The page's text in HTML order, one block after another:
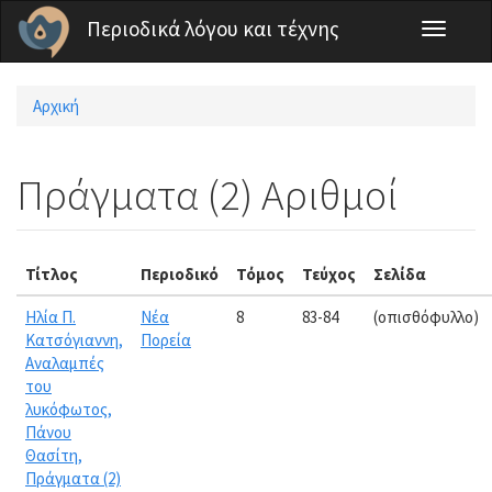
Παράκαμψη προς το κυρίως περιεχόμενο
Περιοδικά λόγου και τέχνης
Toggle
Είστε εδώ
Αρχική
Πράγματα (2) Αριθμοί
Τίτλος Περιοδικό Τόμος Τεύχος Σελίδα
Ηλία Π.
Κατσόγιαννη,
Αναλαμπές
του
λυκόφωτος,
Πάνου
Θασίτη,
Πράγματα (2)
Νέα
Πορεία
8 83-84 (οπισθόφυλλο)